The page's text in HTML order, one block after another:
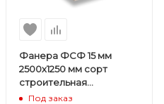
Фанера ФСФ 15 мм
2500х1250 мм сорт
строительная
нешлифованная
Под заказ